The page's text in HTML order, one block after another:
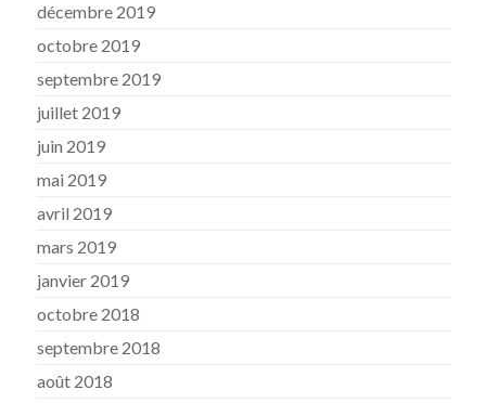
décembre 2019
octobre 2019
septembre 2019
juillet 2019
juin 2019
mai 2019
avril 2019
mars 2019
janvier 2019
octobre 2018
septembre 2018
août 2018